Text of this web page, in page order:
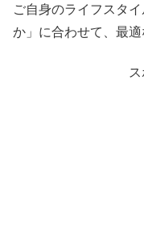
ご自身のライフスタ
か」に合わせて、最適